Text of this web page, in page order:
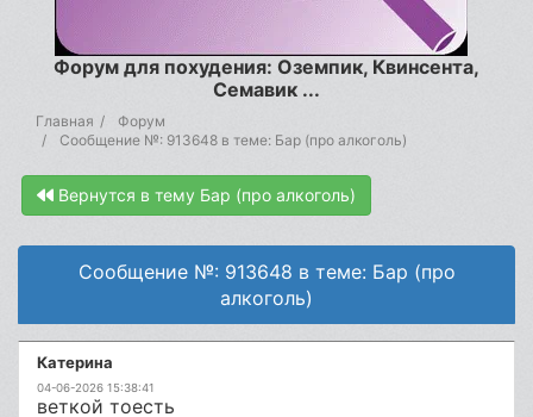
Форум для похудения: Оземпик, Квинсента,
Семавик ...
Главная
Форум
Сообщение №: 913648 в теме: Бар (про алкоголь)
Вернутся в тему Бар (про алкоголь)
Сообщение №: 913648 в теме: Бар (про
алкоголь)
Катерина
04-06-2026 15:38:41
веткой тоесть